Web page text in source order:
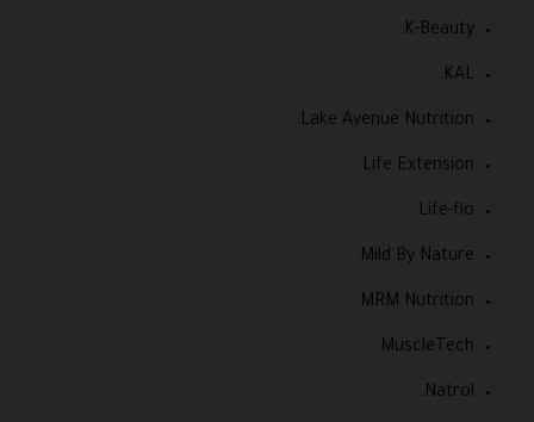
K-Beauty.
KAL.
Lake Avenue Nutrition.
Life Extension.
Life-flo.
Mild By Nature.
MRM Nutrition.
MuscleTech.
Natrol.